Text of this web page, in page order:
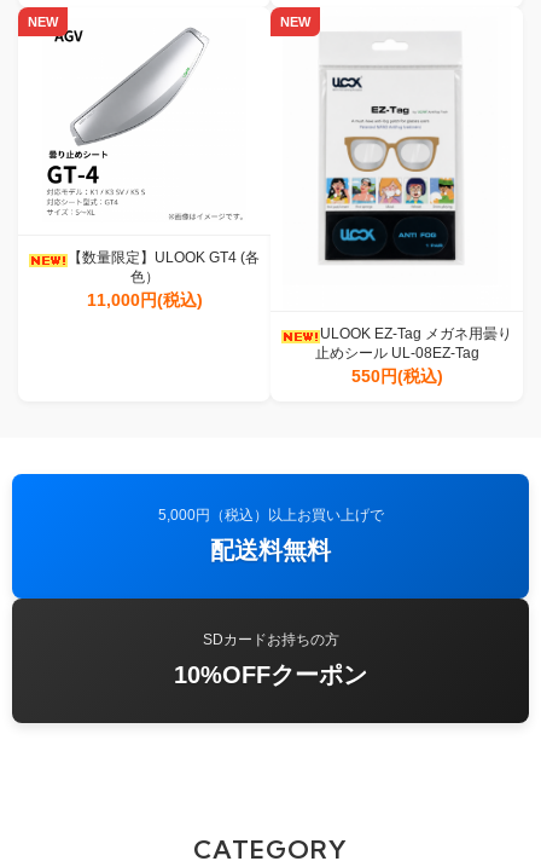
NEW
【数量限定】ULOOK GT4 (各
色）
11,000円(税込)
NEW
ULOOK EZ-Tag メガネ用曇り
止めシール UL-08EZ-Tag
550円(税込)
5,000円（税込）以上お買い上げで
配送料無料
SDカードお持ちの方
10%OFFクーポン
CATEGORY